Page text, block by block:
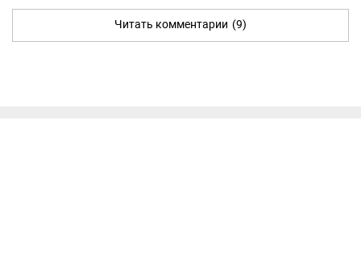
Читать комментарии (9)